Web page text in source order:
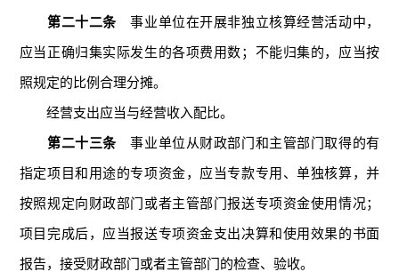
第二十二条事业单位在开展非独立核算经营活动中，
应当正确归集实际发生的各项费用数；不能归集的，应当按
照规定的比例合理分摊。
经营支出应当与经营收入配比。
第二十三条事业单位从财政部门和主管部门取得的有
指定项目和用途的专项资金，应当专款专用、单独核算，并
按照规定向财政部门或者主管部门报送专项资金使用情况；
项目完成后，应当报送专项资金支出决算和使用效果的书面
报告，接受财政部门或者主管部门的检查、验收。